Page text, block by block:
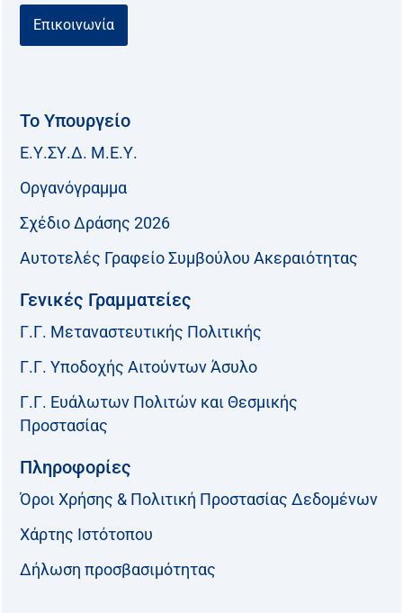
Επικοινωνία
Το Υπουργείο
Ε.Υ.ΣΥ.Δ. Μ.Ε.Υ.
Οργανόγραμμα
Σχέδιο Δράσης 2026
Αυτοτελές Γραφείο Συμβούλου Ακεραιότητας
Γενικές Γραμματείες
Γ.Γ. Μεταναστευτικής Πολιτικής
Γ.Γ. Υποδοχής Αιτούντων Άσυλο
Γ.Γ. Ευάλωτων Πολιτών και Θεσμικής
Προστασίας
Πληροφορίες
Όροι Χρήσης & Πολιτική Προστασίας Δεδομένων
Χάρτης Ιστότοπου
Δήλωση προσβασιμότητας